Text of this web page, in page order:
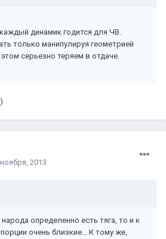
динамик годится для ЧВ.
только манипулируя геометрией
серьезно теряем в отдаче.
2013
определенно есть тяга, то и к
очень близкие... К тому же,